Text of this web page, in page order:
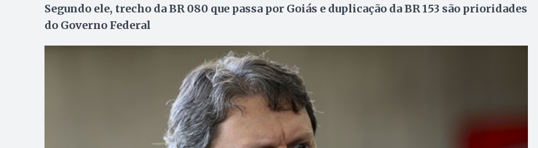
Segundo ele, trecho da BR 080 que passa por Goiás e duplicação da BR 153 são prioridades
do Governo Federal